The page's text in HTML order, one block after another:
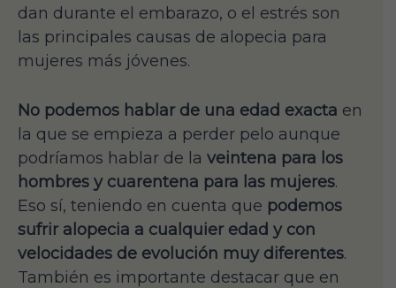
dan durante el embarazo, o el estrés son
las principales causas de alopecia para
mujeres más jóvenes.
No podemos hablar de una edad exacta en
la que se empieza a perder pelo aunque
podríamos hablar de la veintena para los
hombres y cuarentena para las mujeres.
Eso sí, teniendo en cuenta que podemos
sufrir alopecia a cualquier edad y con
velocidades de evolución muy diferentes.
También es importante destacar que en